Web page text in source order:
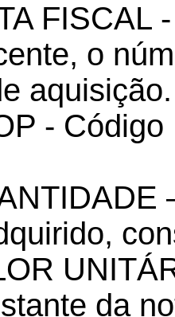
FISCAL
o
aquisição.
-
da